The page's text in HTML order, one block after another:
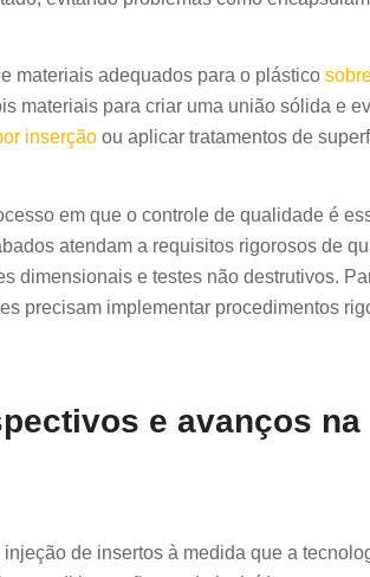
materiais adequados para o plástico
materiais para criar uma união sólida e
inserção ou aplicar tratamentos de
em que o controle de qualidade é
atendam a requisitos rigorosos de
dimensionais e testes não destrutivos.
precisam implementar procedimentos
e avanços
de insertos à medida que a